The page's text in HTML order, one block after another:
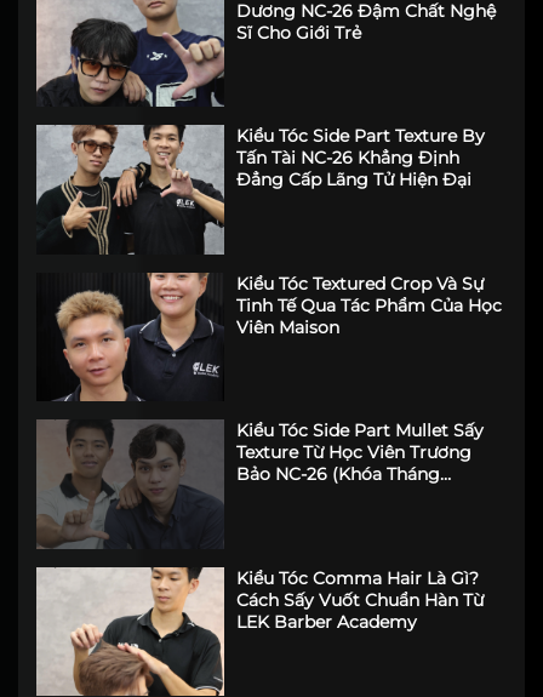
Dương NC-26 Đậm Chất Nghệ
Sĩ Cho Giới Trẻ
Kiểu Tóc Side Part Texture By
Tấn Tài NC-26 Khẳng Định
Đẳng Cấp Lãng Tử Hiện Đại
Kiểu Tóc Textured Crop Và Sự
Tinh Tế Qua Tác Phẩm Của Học
Viên Maison
Kiểu Tóc Side Part Mullet Sấy
Texture Từ Học Viên Trương
Bảo NC-26 (Khóa Tháng
Kiểu Tóc Comma Hair Là Gì?
Cách Sấy Vuốt Chuẩn Hàn Từ
LEK Barber Academy